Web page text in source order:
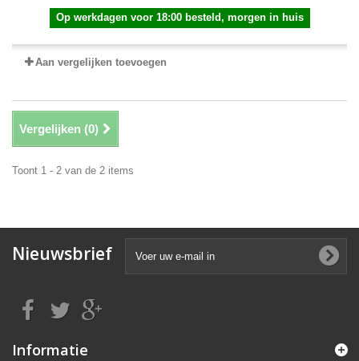
Op werkdagen voor 18:00 besteld, morgen in huis
Aan vergelijken toevoegen
Vergelijken (0)
Toont 1 - 2 van de 2 items
Nieuwsbrief
Informatie